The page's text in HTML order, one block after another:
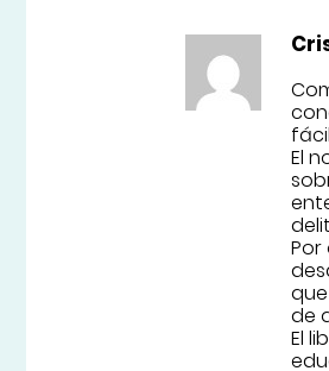
El
de
El